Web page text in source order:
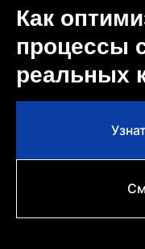
Как
процессы
реальных